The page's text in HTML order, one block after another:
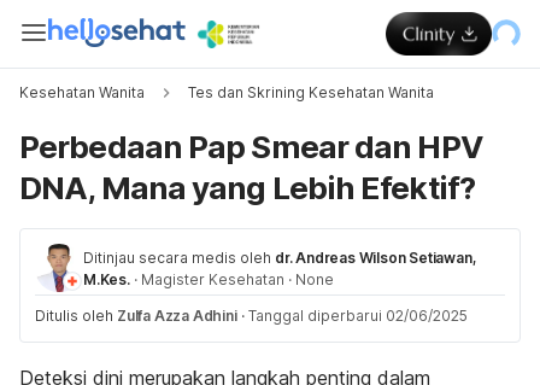
Kesehatan Wanita Tes dan Skrining Kesehatan Wanita
Perbedaan Pap Smear dan HPV
DNA, Mana yang Lebih Efektif?
Ditinjau secara medis oleh dr. Andreas Wilson Setiawan,
M.Kes. · Magister Kesehatan · None
Ditulis oleh Zulfa Azza Adhini · Tanggal diperbarui 02/06/2025
Deteksi dini merupakan langkah penting dalam